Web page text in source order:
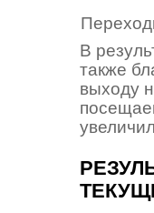
В
также
выходу